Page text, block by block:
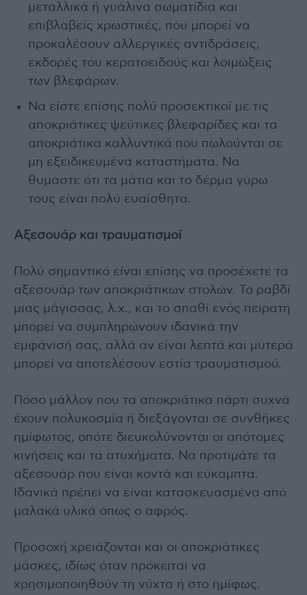
μεταλλικά ή γυάλινα σωματίδια και
επιβλαβείς χρωστικές, που μπορεί να
προκαλέσουν αλλεργικές αντιδράσεις,
εκδορές του κερατοειδούς και λοιμώξεις
των βλεφάρων.
Να είστε επίσης πολύ προσεκτικοί με τις
αποκριάτικες ψεύτικες βλεφαρίδες και τα
αποκριάτικα καλλυντικά που πωλούνται σε
μη εξειδικευμένα καταστήματα. Να
θυμάστε ότι τα μάτια και το δέρμα γύρω
τους είναι πολύ ευαίσθητα.
Αξεσουάρ και τραυματισμοί
Πολύ σημαντικό είναι επίσης να προσέχετε τα
αξεσουάρ των αποκριάτικων στολών. Το ραβδί
μιας μάγισσας, λ.χ., και το σπαθί ενός πειρατή
μπορεί να συμπληρώνουν ιδανικά την
εμφάνισή σας, αλλά αν είναι λεπτά και μυτερά
μπορεί να αποτελέσουν εστία τραυματισμού.
Πόσο μάλλον που τα αποκριάτικα πάρτι συχνά
έχουν πολυκοσμία ή διεξάγονται σε συνθήκες
ημίφωτος, οπότε διευκολύνονται οι απότομες
κινήσεις και τα ατυχήματα. Να προτιμάτε τα
αξεσουάρ που είναι κοντά και εύκαμπτα.
Ιδανικά πρέπει να είναι κατασκευασμένα από
μαλακά υλικά όπως ο αφρός.
Προσοχή χρειάζονται και οι αποκριάτικες
μάσκες, ιδίως όταν πρόκειται να
χρησιμοποιηθούν τη νύχτα ή στο ημίφως.